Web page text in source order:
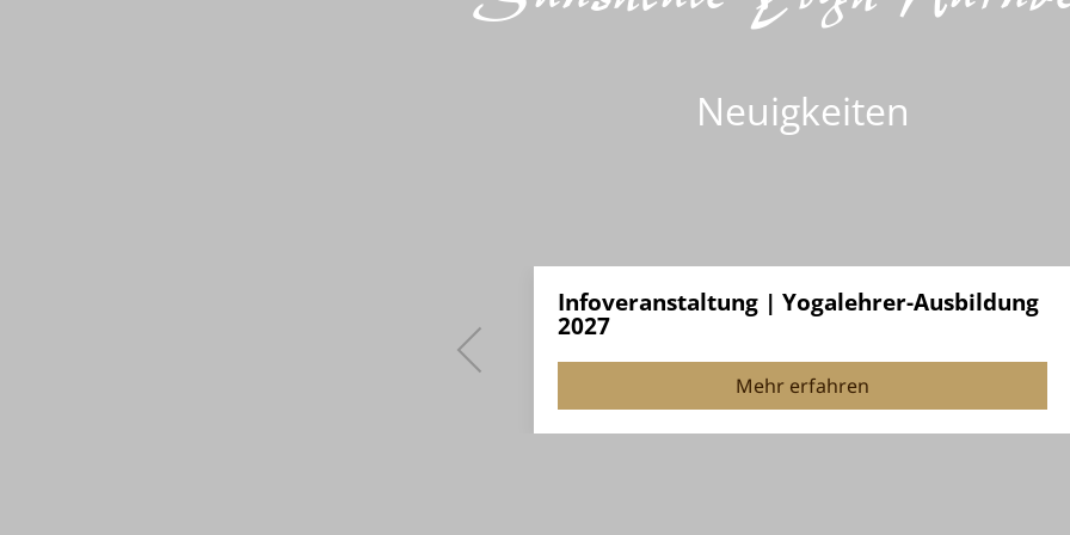
Neuigkeiten
Infoveranstaltung | Yogalehrer-Ausbildung
2027
Mehr erfahren